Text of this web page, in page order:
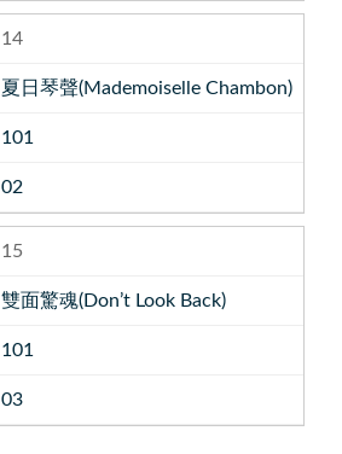
14
夏日琴聲(Mademoiselle Chambon)
101
02
15
雙面驚魂(Don’t Look Back)
101
03